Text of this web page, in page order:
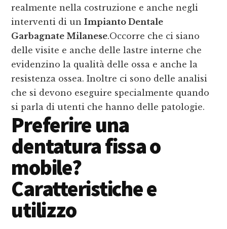
realmente nella costruzione e anche negli
interventi di unImpianto Dentale
Garbagnate Milanese.Occorre che ci siano
delle visite e anche delle lastre interne che
evidenzino la qualità delle ossa e anche la
resistenza ossea. Inoltre ci sono delle analisi
che si devono eseguire specialmente quando
si parla di utenti che hanno delle patologie.
Preferire una
dentatura fissa o
mobile?
Caratteristiche e
utilizzo